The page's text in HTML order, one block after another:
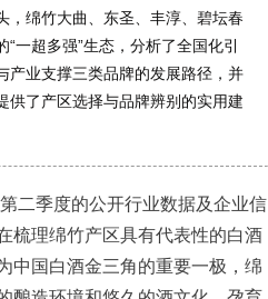
，绵竹大曲、东圣、丰淳、碧坛春
“一超多强”生态，分析了全国化引
产业支撑三类品牌的发展路径，并
供了产区选择与品牌辨别的实用建
二季度的公开行业数据及企业信
梳理绵竹产区具有代表性的白酒
中国白酒金三角的重要一极，绵